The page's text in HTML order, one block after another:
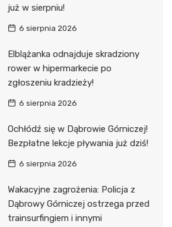
już w sierpniu!
6 sierpnia 2026
Elblążanka odnajduje skradziony
rower w hipermarkecie po
zgłoszeniu kradzieży!
6 sierpnia 2026
Ochłódź się w Dąbrowie Górniczej!
Bezpłatne lekcje pływania już dziś!
6 sierpnia 2026
Wakacyjne zagrożenia: Policja z
Dąbrowy Górniczej ostrzega przed
trainsurfingiem i innymi